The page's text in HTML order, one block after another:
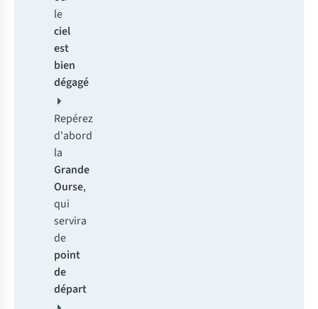
le
ciel
est
bien
dégagé
Repérez
d'abord
la
Grande
Ourse,
qui
servira
de
point
de
départ